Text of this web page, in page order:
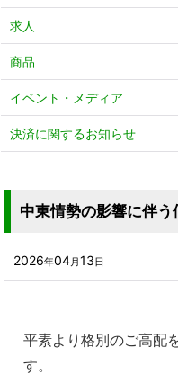
中東情勢の影響に伴
2026年04月13日
平素より格別のご高配
す。
求人
商品
イベント・メディア
決済に関するお知らせ